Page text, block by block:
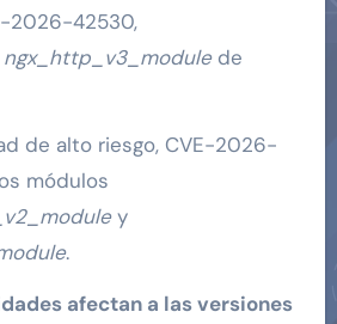
2026-42530,
ngx_http_v3_modulede
de alto riesgo, CVE-2026-
módulos
y
.
afectan a las versiones